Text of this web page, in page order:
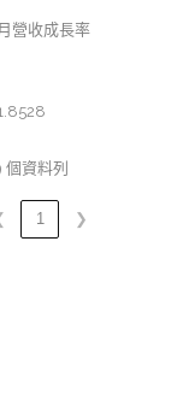
月營收成長率
個資料列
1 ❯